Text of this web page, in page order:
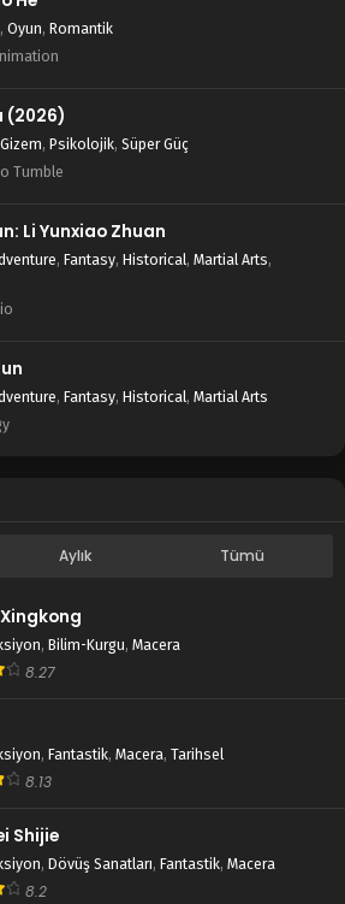
, Oyun, Romantik
(2026)
Gizem, Psikolojik, Süper Güç
Tumble
Li Yunxiao Zhuan
, Fantasy, Historical, Martial Arts,
, Fantasy, Historical, Martial Arts
Aylık Tümü
, Bilim-Kurgu, Macera
8.27
, Fantastik, Macera, Tarihsel
8.13
Shijie
, Dövüş Sanatları, Fantastik, Macera
8.2